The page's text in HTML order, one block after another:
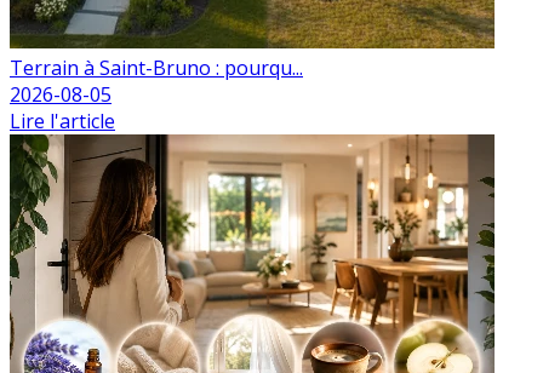
Terrain à Saint-Bruno : pourqu...
2026-08-05
Lire l'article